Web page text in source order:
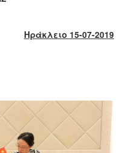
Ηράκλειο 15-07-2019